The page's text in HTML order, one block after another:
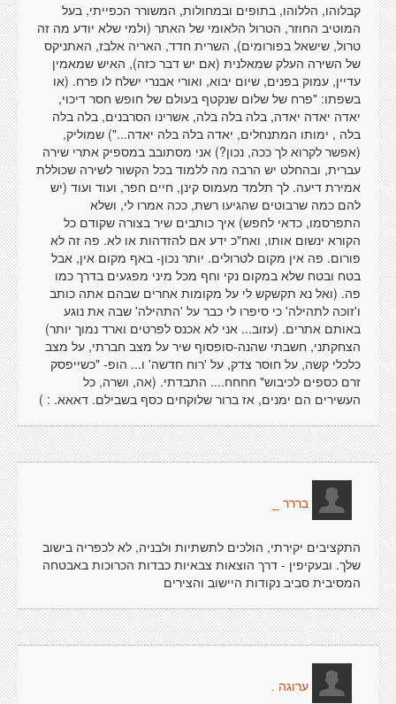
קבלוהו, הללוהו, בתופים ובמחולות, המשורר הכפייתי, בעל
המוטיב החוזר, הטרול הלאומי של האתר (ולמי שלא יודע מה זה
טרול, שישאל בפורומים), השרית חדד, האריה אלבז, האתניקס
של השירה העלק שמאלנית (אם יש דבר כזה), האיש שמאמין
עדיין, עמוק בפנים, שיום יבוא, ואורי אבנרי ישלח לו פרח. (או
בשפתו: "פרח של שלום שנקטף בעולם של חופש חסר דיכוי,
יאדה יאדה יאדה, בלה בלה בלה, אשרינו הסרבנים, בלה בלה
בלה , ימותו המתנחלים, יאדה בלה בלה יאדה...") שמוליק,
(אפשר לקרוא לך ככה, נכון?) אני מסתובב במספיק אתרי שירה
עברית, ובהחלט יש הרבה מה ללמוד בכל הקשור לשירה שכוללת
אמירת דיעה. לך תלמד מעמוס קינן, חיים חפר, ועוד ועוד (יש
להם כמה שרבוטים שהגיעו רשת, ככה אמרו לי, ושלא
התפרסמו, כדאי לחפש) איך כותבים שיר בצורה שקודם כל
הקורא ינשום אותו, ואח"כ ידע אם להזדהות או לא. פה זה לא
פורום. פה אין מקום לטרולים. יותר נכון- באף מקום אין, אבל
בטח ובטח שלא במקום נקי וחף מכל מיני מפגעים בדרך כמו
פה. (ואל נא תקשקש לי על מקומות אחרים שבהם אתה כותב
ו'זוכה לתהילה' כי סיפרו לי כבר על 'התהילה' שבה את נוגע
באותם אתרים. (עזוב... אני לא אכנס לפרטים וארד נמוך יותר)
הצחקתני, חשבתי שהנה-סופסוף שיר על מצב חברתי, על מצב
כלכלי קשה, על חוסר צדק, על 'רוח חדשה' ו... הופ- "כשייפסק
זרם כספים לכיבוש" חחחח.... התבדתי. (אה, ושרה, כל
העשירים הם ימנים, אז ברור שלוקחים כסף בשבילם. דאאא. : )
בררר _
התקציבים יקירתי, הולכים לתשתיות ולבניה, לא לכפריה בישוב
שלך. ובעקיפין - דרך הוצאות צבאיות כבדות הכרוכות באבטחה
המסיבית סביב נקודות היישוב והצירים
ערוגה .